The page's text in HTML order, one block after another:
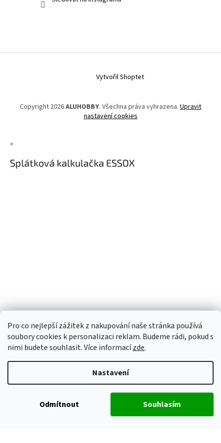
Pro co nejlepší zážitek z nakupování naše stránka používá
soubory cookies k personalizaci reklam. Budeme rádi, pokud s
nimi budete souhlasit. Více informacízde.
Nastavení
Odmítnout Souhlasím
Vytvořil Shoptet
Copyright 2026ALUHOBBY. Všechna práva vyhrazena. Upravit
nastavení cookies
×
Splátková kalkulačka ESSOX